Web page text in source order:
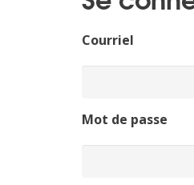
Courriel
Mot de passe